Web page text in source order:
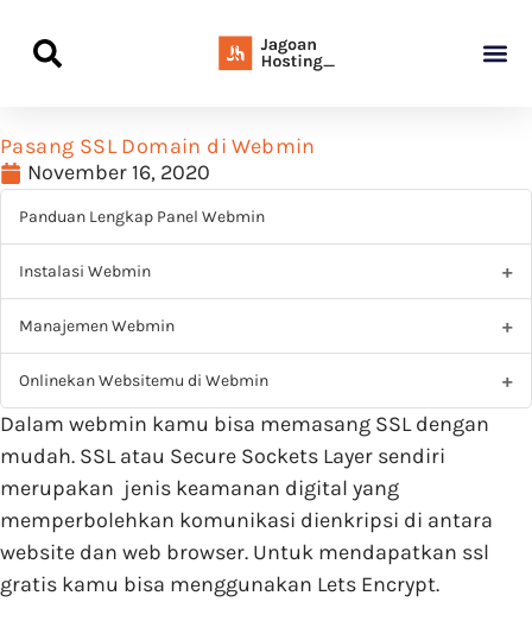
Pasang SSL Domain di Webmin
November 16, 2020
Panduan Lengkap Panel Webmin
Instalasi Webmin
Manajemen Webmin
Onlinekan Websitemu di Webmin
Dalam webmin kamu bisa memasang SSL dengan
mudah. SSL atau Secure Sockets Layer sendiri
merupakan jenis keamanan digital yang
memperbolehkan komunikasi dienkripsi di antara
website dan web browser. Untuk mendapatkan ssl
gratis kamu bisa menggunakan Lets Encrypt.